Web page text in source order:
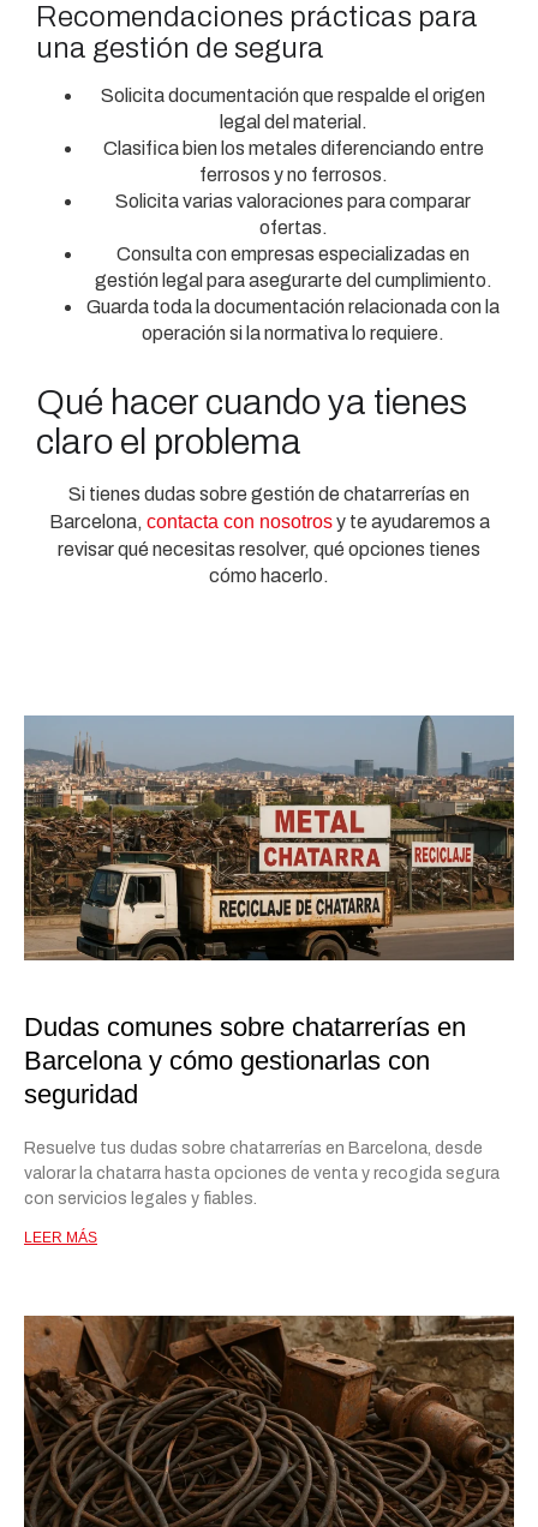
Recomendaciones prácticas para
una gestión de segura
Solicita documentación que respalde el origen
legal del material.
Clasifica bien los metales diferenciando entre
ferrosos y no ferrosos.
Solicita varias valoraciones para comparar
ofertas.
Consulta con empresas especializadas en
gestión legal para asegurarte del cumplimiento.
Guarda toda la documentación relacionada con la
operación si la normativa lo requiere.
Qué hacer cuando ya tienes
claro el problema
Si tienes dudas sobre gestión de chatarrerías en
Barcelona, contacta con nosotrosy te ayudaremos a
revisar qué necesitas resolver, qué opciones tienes
cómo hacerlo.
Dudas comunes sobre chatarrerías en
Barcelona y cómo gestionarlas con
seguridad
Resuelve tus dudas sobre chatarrerías en Barcelona, desde
valorar la chatarra hasta opciones de venta y recogida segura
con servicios legales y fiables.
LEER MÁS